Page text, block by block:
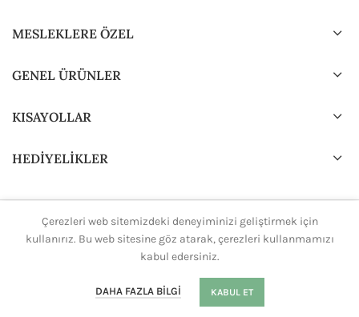
MESLEKLERE ÖZEL
GENEL ÜRÜNLER
KISAYOLLAR
HEDİYELİKLER
2024 Tasarım ve DizaynH.Ali.KTüm hakları saklıdır.
Çerezleri web sitemizdeki deneyiminizi geliştirmek için
kullanırız. Bu web sitesine göz atarak, çerezleri kullanmamızı
kabul edersiniz.
DAHA FAZLA BILGI KABUL ET
Hesabım